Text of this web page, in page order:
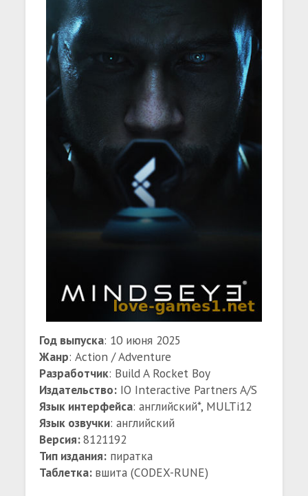
Год выпуска: 10 июня 2025
Жанр: Action / Adventure
Разработчик: Build A Rocket Boy
Издательство: IO Interactive Partners A/S
Язык интерфейса: английский*, MULTi12
Язык озвучки: английский
Версия:8121192
Тип издания: пиратка
Таблeтка: вшита (CODEX-RUNE)